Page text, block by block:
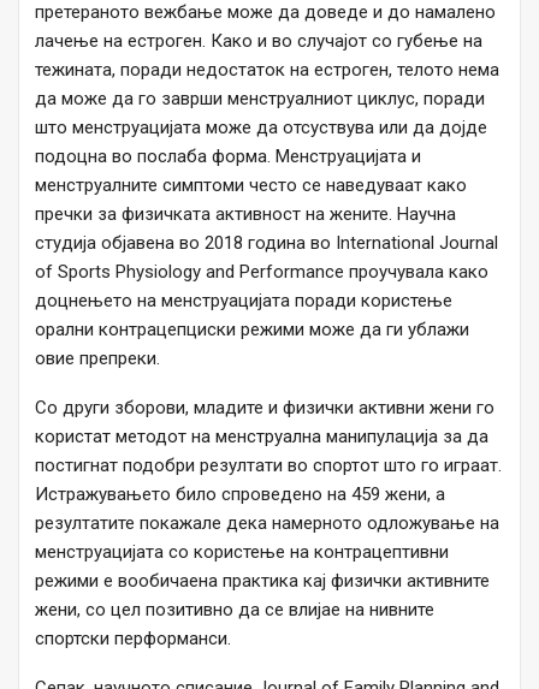
претераното вежбање може да доведе и до намалено
лачење на естроген. Како и во случајот со губење на
тежината, поради недостаток на естроген, телото нема
да може да го заврши менструалниот циклус, поради
што менструацијата може да отсуствува или да дојде
подоцна во послаба форма. Менструацијата и
менструалните симптоми често се наведуваат како
пречки за физичката активност на жените. Научна
студија објавена во 2018 година во International Journal
of Sports Physiology and Performance проучувала како
доцнењето на менструацијата поради користење
орални контрацепциски режими може да ги ублажи
овие препреки.
Со други зборови, младите и физички активни жени го
користат методот на менструална манипулација за да
постигнат подобри резултати во спортот што го играат.
Истражувањето било спроведено на 459 жени, а
резултатите покажале дека намерното одложување на
менструацијата со користење на контрацептивни
режими е вообичаена практика кај физички активните
жени, со цел позитивно да се влијае на нивните
спортски перформанси.